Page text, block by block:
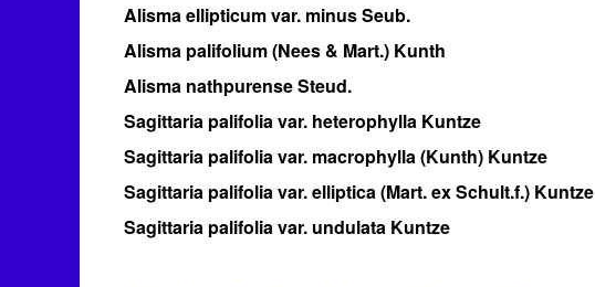
Alisma ellipticum var. minus Seub.
Alisma palifolium (Nees & Mart.) Kunth
Alisma nathpurense Steud.
Sagittaria palifolia var. heterophylla Kuntze
Sagittaria palifolia var. macrophylla (Kunth) Kuntze
Sagittaria palifolia var. elliptica (Mart. ex Schult.f.) Kuntze
Sagittaria palifolia var. undulata Kuntze